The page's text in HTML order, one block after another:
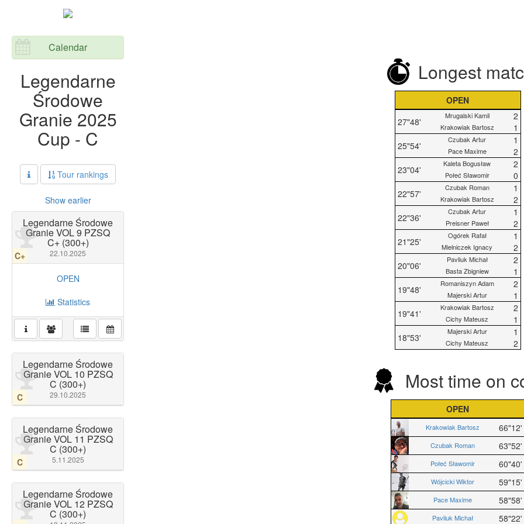
Calendar
Legendarne
Środowe
Granie 2025
Cup - C
Tour rankings
Show earlier
C+
Legendarne Środowe
Granie VOL 9 PZSQ
C+ (300+)
22.10.2025
OPEN
Statistics
C
Legendarne Środowe
Granie VOL 10 PZSQ
C (300+)
29.10.2025
C
Legendarne Środowe
Granie VOL 11 PZSQ
C (300+)
5.11.2025
Legendarne Środowe
Granie VOL 12 PZSQ
C (300+)
Longest
OPEN
27"48'
Mrugalski Kamil 2
Krakowiak Bartosz
1
25"54'
Czubak Artur 1
Pace Maxime
2
23"04'
Kaleta Bogusław 2
Połeć Sławomir
0
22"57'
Czubak Roman 1
Krakowiak Bartosz
2
22"36'
Czubak Artur 1
Preisner Paweł
2
21"25'
Ogórek Rafał 1
Mielniczek Ignacy
2
20"06'
Pavliuk Michał 2
Basta Zbigniew
1
19"48'
Romaniszyn Adam 2
Majerski Artur
1
19"41'
Krakowiak Bartosz 2
Cichy Mateusz
1
18"53'
Majerski Artur 1
Cichy Mateusz 2
Most time on
OPEN
Krakowiak Bartosz 66"12'
Czubak Roman 63"52'
Połeć Sławomir 60"40'
Wójcicki Wiktor 59"15'
Pace Maxime 58"58'
Pavliuk Michał 58"22'